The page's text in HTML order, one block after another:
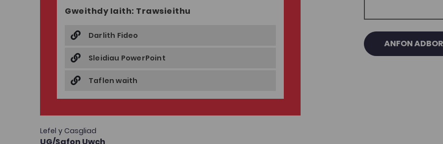
Gweithdy Iaith: Trawsieithu
Darlith Fideo
Sleidiau PowerPoint
Taflen waith
Lefel y Casgliad
ANFON